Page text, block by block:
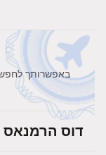
באפשרותך
דוס הרמנאס